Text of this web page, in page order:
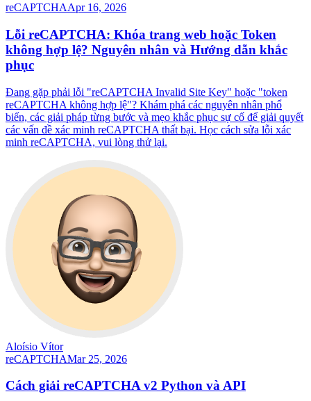
reCAPTCHAApr 16, 2026
Lỗi reCAPTCHA: Khóa trang web hoặc Token
không hợp lệ? Nguyên nhân và Hướng dẫn khắc
phục
Đang gặp phải lỗi "reCAPTCHA Invalid Site Key" hoặc "token
reCAPTCHA không hợp lệ"? Khám phá các nguyên nhân phổ
biến, các giải pháp từng bước và mẹo khắc phục sự cố để giải quyết
các vấn đề xác minh reCAPTCHA thất bại. Học cách sửa lỗi xác
minh reCAPTCHA, vui lòng thử lại.
Aloísio Vítor
reCAPTCHAMar 25, 2026
Cách giải reCAPTCHA v2 Python và API